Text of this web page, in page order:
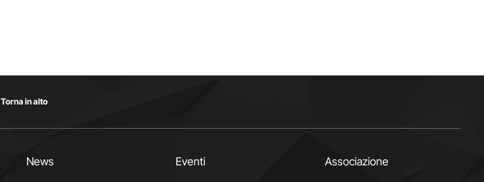
Torna in alto
News Eventi Associazione